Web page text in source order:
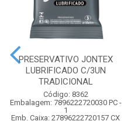
PRESERVATIVO JONTEX
LUBRIFICADO C/3UN
TRADICIONAL
Código: 8362
Embalagem: 7896222720030 PC -
1
Emb. Caixa: 27896222720157 CX